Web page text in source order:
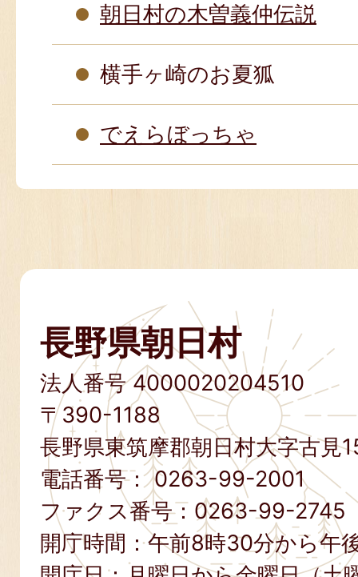
朝日村の木曽義仲伝説
横手ヶ崎のお夏狐
でえらぼっちゃ
長野県朝日村
法人番号 4000020204510
〒390-1188
長野県東筑摩郡朝日村大字古見
電話番号：0263-99-2001
ファクス番号： 0263-99-2745
開庁時間：午前8時30分から午